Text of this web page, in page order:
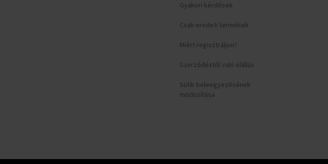
Gyakori kérdések
Csak eredeti termékek
Miért regisztráljon?
Szerződéstől való elállás
Sütik beleegyezésének
módosítása